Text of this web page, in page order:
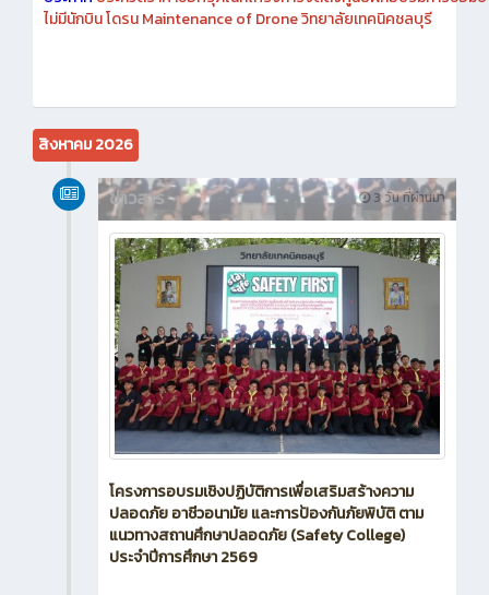
ประกาศประกวดราคาซื้อครุภัณฑ์โครงการจัดตั้งศูนย์ฝึกอบรมการซ่อมบ
สิงหาคม 2026
3 วัน ที่ผ่านมา
ข่าวสาร
โครงการอบรมเชิงปฏิบัติการเพื่อเสริมสร้างความ
ปลอดภัย อาชีวอนามัย และการป้องกันภัยพิบัติ ตาม
แนวทางสถานศึกษาปลอดภัย (Safety College)